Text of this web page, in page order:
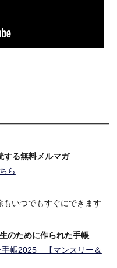
る無料メルマガ
ら
もいつでもすぐにできます
のために作られた手帳
帳2025」【マンスリー＆